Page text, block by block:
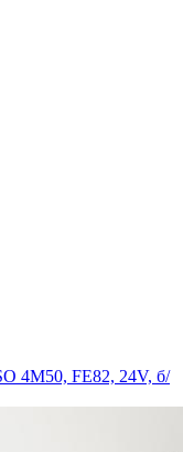
4M50, FE82, 24V, б/